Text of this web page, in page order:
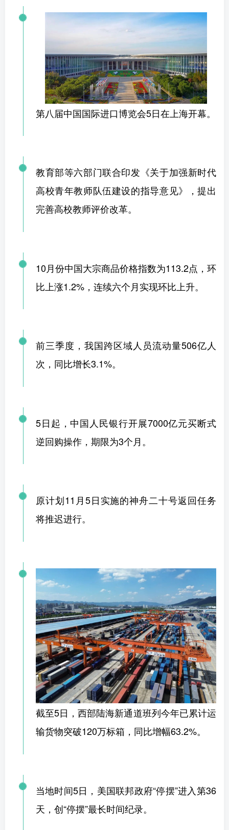
第八届中国国际进口博览会5日在上海开幕。
教育部等六部门联合印发《关于加强新时代
高校青年教师队伍建设的指导意见》，提出
完善高校教师评价改革。
10月份中国大宗商品价格指数为113.2点，环
比上涨1.2%，连续六个月实现环比上升。
前三季度，我国跨区域人员流动量506亿人
次，同比增长3.1%。
5日起，中国人民银行开展7000亿元买断式
逆回购操作，期限为3个月。
原计划11月5日实施的神舟二十号返回任务
将推迟进行。
截至5日，西部陆海新通道班列今年已累计运
输货物突破120万标箱，同比增幅63.2%。
当地时间5日，美国联邦政府“停摆”进入第36
天，创“停摆”最长时间纪录。